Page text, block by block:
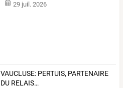
29 juil. 2026
VAUCLUSE: PERTUIS, PARTENAIRE
DU RELAIS…